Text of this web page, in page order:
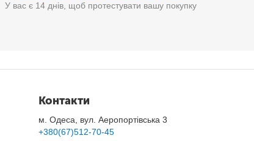
У вас є 14 днів, щоб протестувати вашу покупку
Контакти
м. Одеса, вул. Аеропортівська 3
+380(67)512-70-45